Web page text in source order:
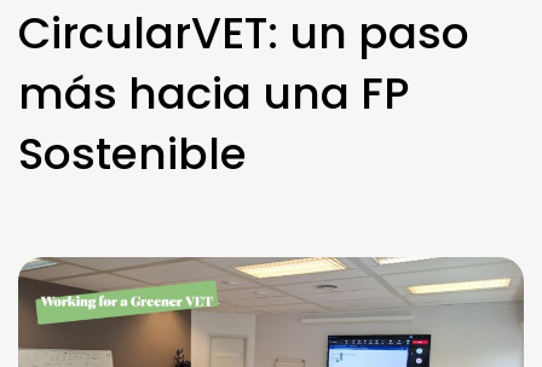
CircularVET: un paso
más hacia una FP
Sostenible